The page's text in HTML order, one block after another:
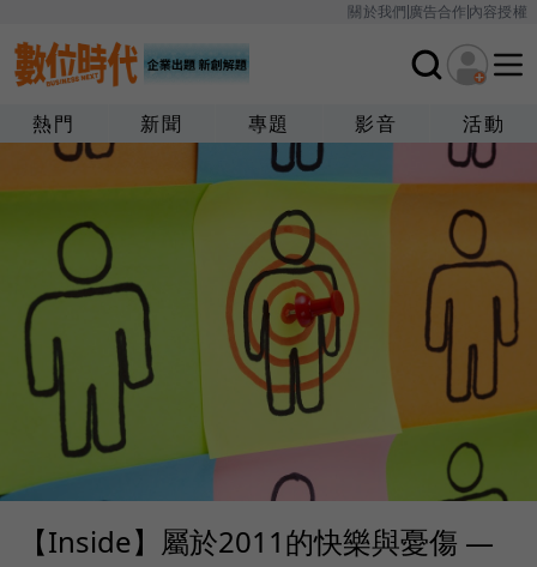
關於我們廣告合作內容授權
熱門 新聞 專題 影音 活動
【Inside】屬於2011的快樂與憂傷 —